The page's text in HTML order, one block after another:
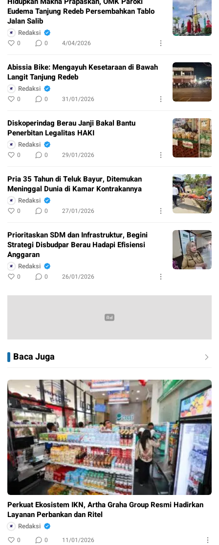
Eudema Tanjung Redeb Persembahkan Tablo
Jalan Salib
Redaksi
0 0 4/04/2026
Abissia Bike: Mengayuh Kesetaraan di Bawah
Langit Tanjung Redeb
Redaksi
0 0 31/01/2026
Diskoperindag Berau Janji Bakal Bantu
Penerbitan Legalitas HAKI
Redaksi
0 0 29/01/2026
Pria 35 Tahun di Teluk Bayur, Ditemukan
Meninggal Dunia di Kamar Kontrakannya
Redaksi
0 0 27/01/2026
Prioritaskan SDM dan Infrastruktur, Begini
Strategi Disbudpar Berau Hadapi Efisiensi
Anggaran
Redaksi
0 0 26/01/2026
Baca Juga
Perkuat Ekosistem IKN, Artha Graha Group Resmi Hadirkan
Layanan Perbankan dan Ritel
Redaksi
0 0 11/01/2026